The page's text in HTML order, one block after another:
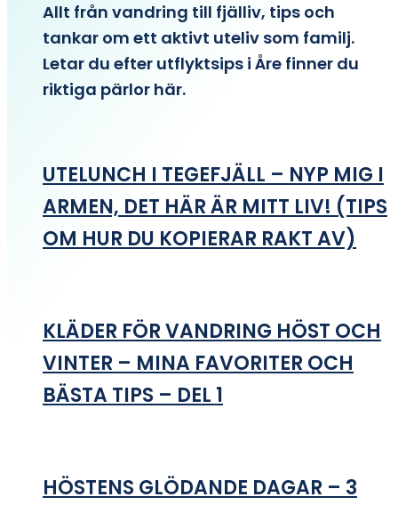
Allt från vandring till fjälliv, tips och
tankar om ett aktivt uteliv som familj.
Letar du efter utflyktsips i Åre finner du
riktiga pärlor här.
UTELUNCH I TEGEFJÄLL – NYP MIG I
ARMEN, DET HÄR ÄR MITT LIV! (TIPS
OM HUR DU KOPIERAR RAKT AV)
KLÄDER FÖR VANDRING HÖST OCH
VINTER – MINA FAVORITER OCH
BÄSTA TIPS – DEL 1
HÖSTENS GLÖDANDE DAGAR – 3